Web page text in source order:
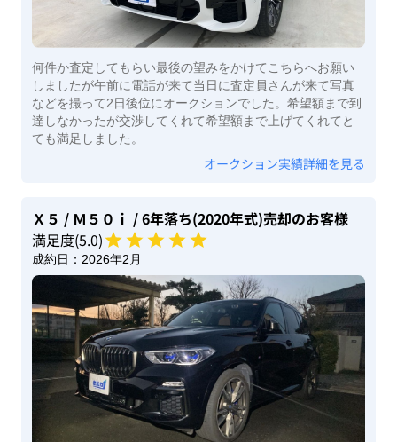
何件か査定してもらい最後の望みをかけてこちらへお願い
しましたが午前に電話が来て当日に査定員さんが来て写真
などを撮って2日後位にオークションでした。希望額まで到
達しなかったが交渉してくれて希望額まで上げてくれてと
ても満足しました。
オークション実績詳細を見る
Ｘ５ / Ｍ５０ｉ / 6年落ち(2020年式)売却のお客様
満足度(5.0)
成約日： 2026年2月